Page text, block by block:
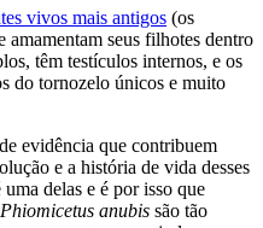
vivos mais antigos (os
amamentam seus filhotes dentro
têm testículos internos, e os
do tornozelo únicos e muito
evidência que contribuem
e a história de vida desses
delas e é por isso que
Phiomicetus anubis são tão